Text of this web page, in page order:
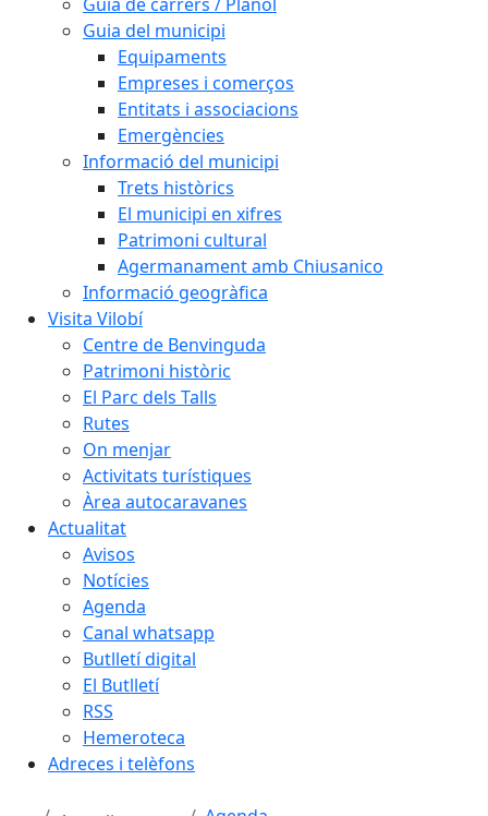
Guia del municipi
Equipaments
Empreses i comerços
Entitats i associacions
Emergències
Informació del municipi
Trets històrics
El municipi en xifres
Patrimoni cultural
Agermanament amb Chiusanico
Informació geogràfica
Visita Vilobí
Centre de Benvinguda
Patrimoni històric
El Parc dels Talls
Rutes
On menjar
Activitats turístiques
Àrea autocaravanes
Actualitat
Avisos
Notícies
Agenda
Canal whatsapp
Butlletí digital
El Butlletí
RSS
Hemeroteca
Adreces i telèfons